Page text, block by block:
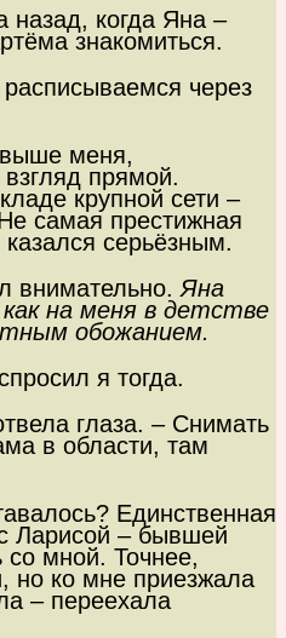
назад, когда Яна –
знакомиться.
через
меня,
прямой.
крупной сети –
самая престижная
серьёзным.
внимательно. Яна
на меня в детстве
обожанием.
я тогда.
глаза. – Снимать
в области, там
Единственная
Ларисой – бывшей
мной. Точнее,
но ко мне приезжала
– переехала